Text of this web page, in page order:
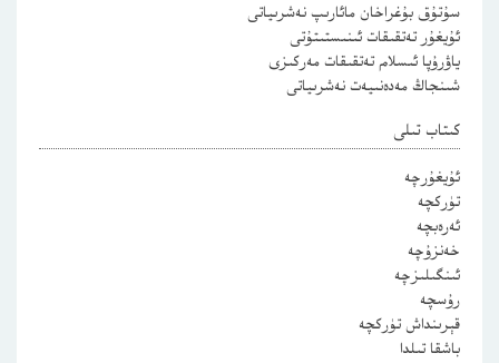
سۇتۇق بۇغراخان مائارىپ نەشرىياتى
ئۇيغۇر تەتقىقات ئىنىستىتۇتى
ياۋرۇپا ئىسلام تەتقىقات مەركىزى
شىنجاڭ مەدەنىيەت نەشرىياتى
كىتاب تىلى
ئۇيغۇرچە
تۈركچە
ئەرەبچە
خەنزۇچە
ئىنگىلىزچە
رۇسچە
قېرىنداش تۈركچە
باشقا تىلدا